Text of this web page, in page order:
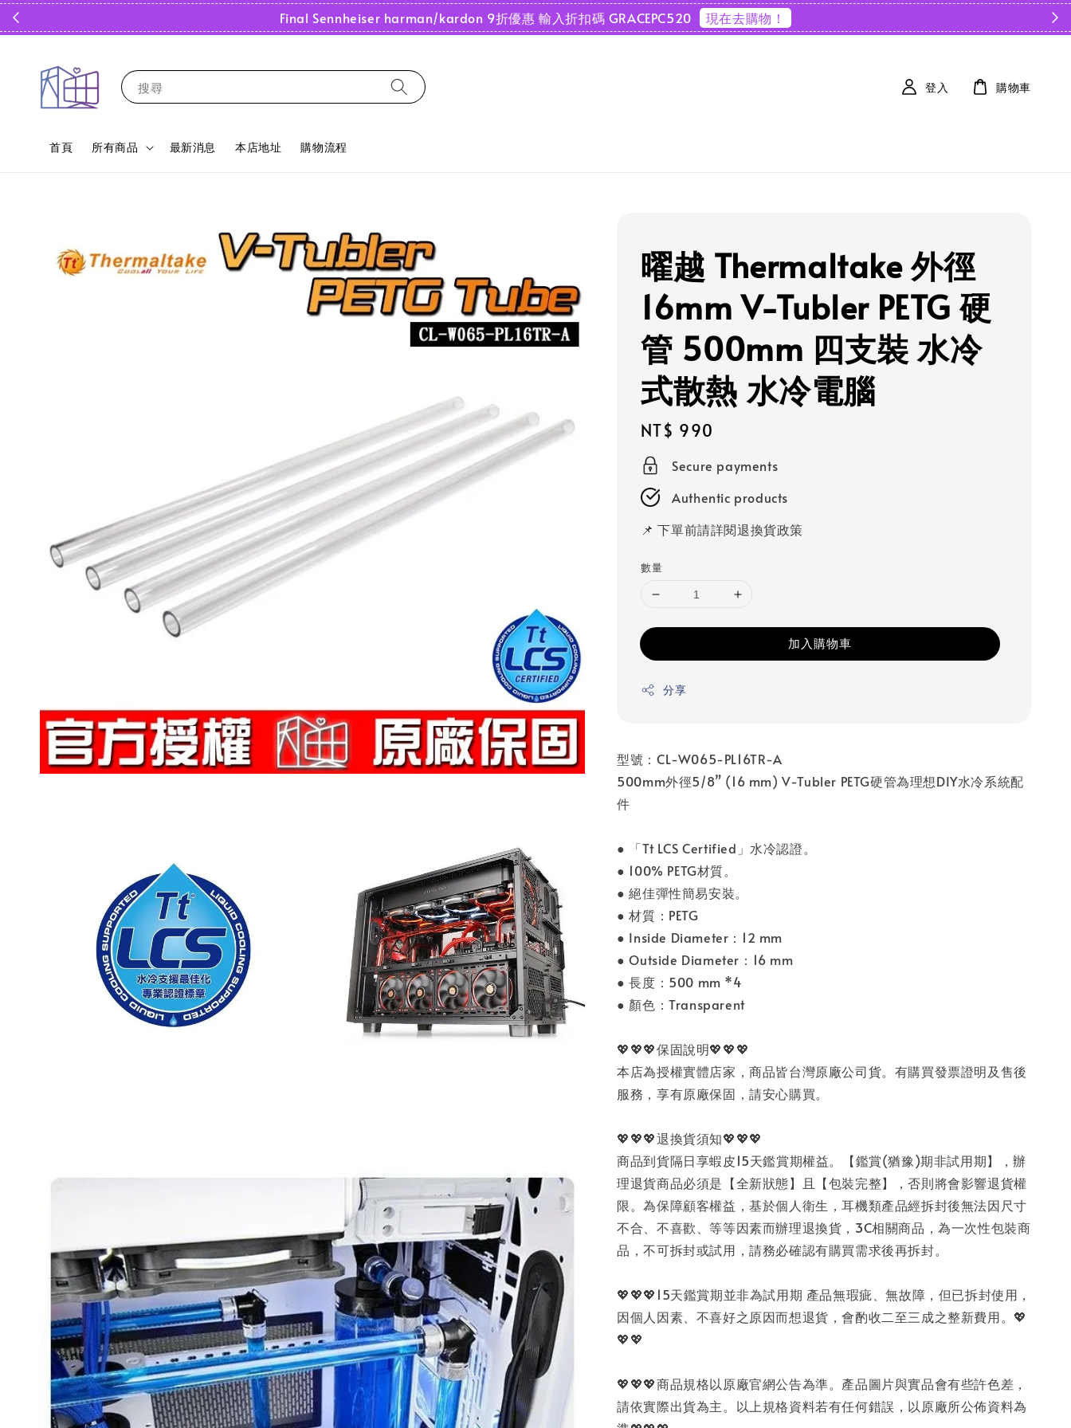
Final Sennheiser harman/kardon 9折優惠 輸入折扣碼 GRACEPC520 現在去購物！
搜尋
首頁 所有商品 最新消息 本店地址 購物流程
登入 購物車
曜越 Thermaltake 外徑
16mm V-Tubler PETG 硬
管 500mm 四支裝 水冷
式散熱 水冷電腦
Regular
price
NT$ 990
Secure payments
Authentic products
📌 下單前請詳閱退換貨政策
數量
加入購物車
分享
型號：CL-W065-PL16TR-A
500mm外徑5/8” (16 mm) V-Tubler PETG硬管為理想DIY水冷系統配
件
● 「Tt LCS Certified」水冷認證。
● 100% PETG材質。
● 絕佳彈性簡易安裝。
● 材質：PETG
● Inside Diameter：12 mm
● Outside Diameter：16 mm
● 長度：500 mm *4
● 顏色：Transparent
💖💖💖保固說明💖💖💖
本店為授權實體店家，商品皆台灣原廠公司貨。有購買發票證明及售後
服務，享有原廠保固，請安心購買。
💖💖💖退換貨須知💖💖💖
商品到貨隔日享蝦皮15天鑑賞期權益。【鑑賞(猶豫)期非試用期】，辦
理退貨商品必須是【全新狀態】且【包裝完整】，否則將會影響退貨權
限。為保障顧客權益，基於個人衛生，耳機類產品經拆封後無法因尺寸
不合、不喜歡、等等因素而辦理退換貨，3C相關商品，為一次性包裝商
品，不可拆封或試用，請務必確認有購買需求後再拆封。
💖💖💖15天鑑賞期並非為試用期 產品無瑕疵、無故障，但已拆封使用，
因個人因素、不喜好之原因而想退貨，會酌收二至三成之整新費用。💖
💖💖
💖💖💖商品規格以原廠官網公告為準。產品圖片與實品會有些許色差，
請依實際出貨為主。以上規格資料若有任何錯誤，以原廠所公佈資料為